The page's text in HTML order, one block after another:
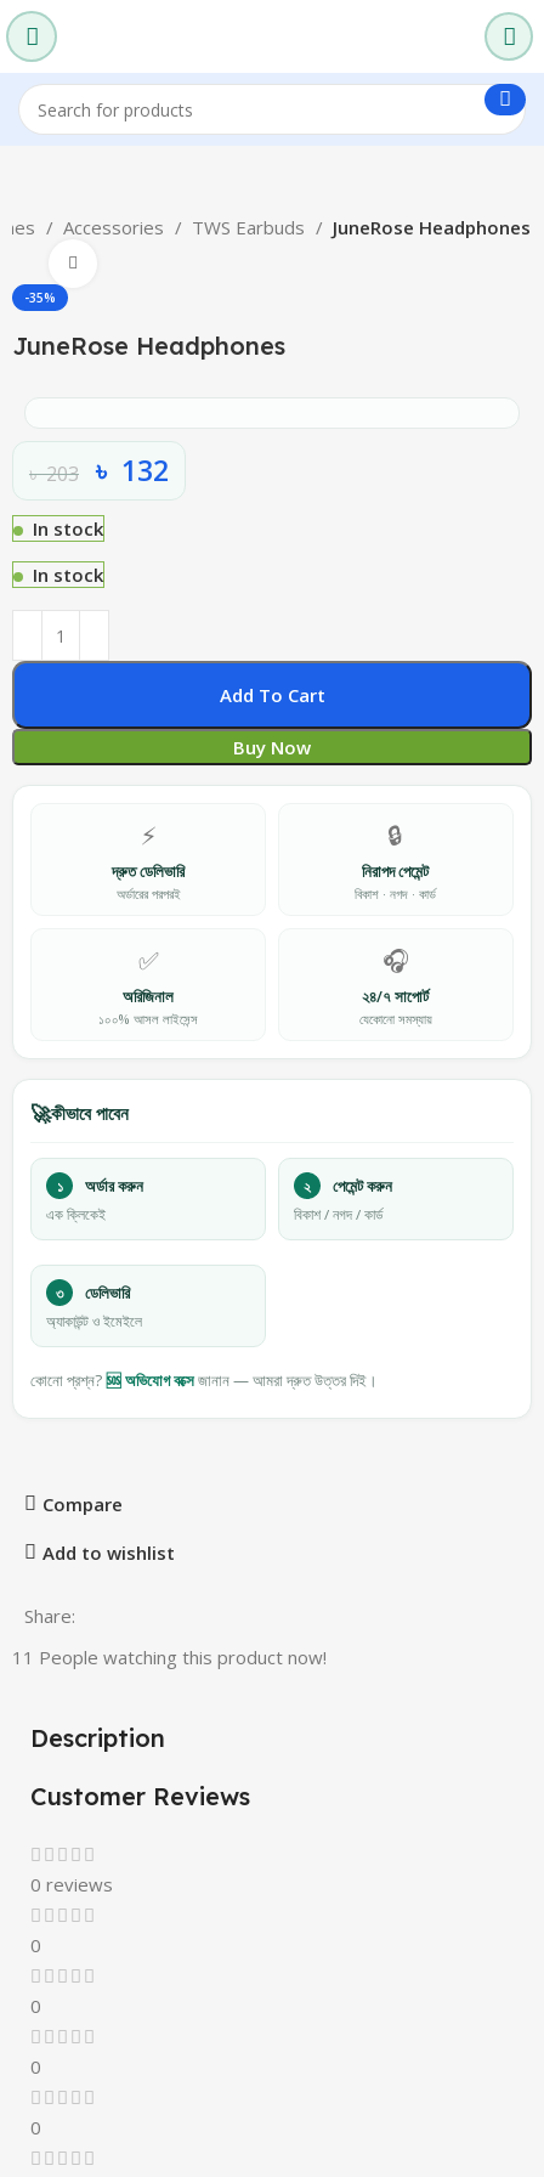
Accessories TWS Earbuds JuneRose Headphones
-35%
JuneRose Headphones
৳203 ৳ 132
In stock
In stock
Add To Cart
Buy Now
⚡
দ্রুত ডেলিভারি
অর্ডারের পরপরই
🔒
নিরাপদ পেমেন্ট
বিকাশ · নগদ · কার্ড
✅
অরিজিনাল
১০০% আসল লাইসেন্স
🎧
২৪/৭ সাপোর্ট
যেকোনো সমস্যায়
🚀কীভাবে পাবেন
১ অর্ডার করুন
এক ক্লিকেই
২ পেমেন্ট করুন
বিকাশ / নগদ / কার্ড
৩ ডেলিভারি
অ্যাকাউন্ট ও ইমেইলে
কোনো প্রশ্ন?🆘 অভিযোগ বক্সেজানান — আমরা দ্রুত উত্তর দিই।
Compare
Add to wishlist
Share:
11 People watching this product now!
Description
Customer Reviews
0 reviews
0
0
0
0